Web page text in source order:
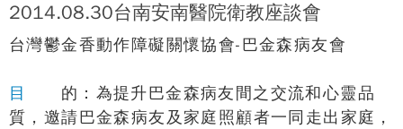
2014.08.30台南安南醫院衛教座談會
台灣鬱金香動作障礙關懷協會-巴金森病友會
目
的：為提升巴金森病友間之交流和心靈品
質，邀請巴金森病友及家庭照顧者一同走出家庭，